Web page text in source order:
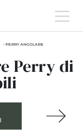
- PERRY ANGOLARE
Perry di